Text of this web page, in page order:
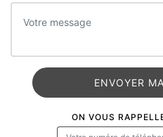
ON VOUS